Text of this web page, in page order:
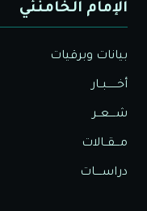
الإمام الخامنئي
بيانات وبرقيات
أخــــــبــار
شــــعــر
مـــقــالات
دراســــات